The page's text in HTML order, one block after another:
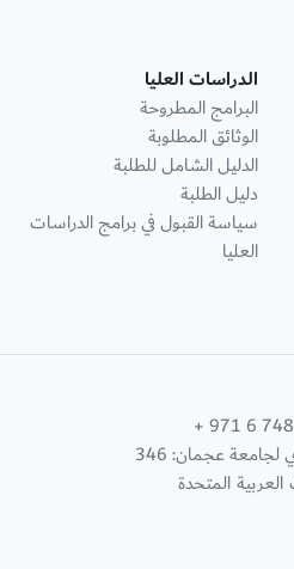
الدراسات العليا
البرامج المطروحة
الوثائق المطلوبة
الدليل الشامل للطلبة
دليل الطلبة
سياسة القبول في برامج الدراسات
العليا
+ 971 6
عجمان: 346
المتحدة